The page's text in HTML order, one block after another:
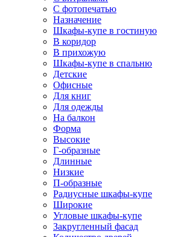
С фотопечатью
Назначение
Шкафы-купе в гостиную
В коридор
В прихожую
Шкафы-купе в спальню
Детские
Офисные
Для книг
Для одежды
На балкон
Форма
Высокие
Г-образные
Длинные
Низкие
П-образные
Радиусные шкафы-купе
Широкие
Угловые шкафы-купе
Закругленный фасад